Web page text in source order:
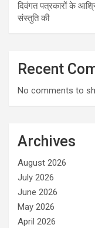
दिवंगत पत्रकारों के
संस्तुति की
Recent
No comments to
Archives
August 2026
July 2026
June 2026
May 2026
April 2026